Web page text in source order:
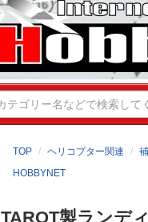
TOP ヘリコプター関連
HOBBYNET
TAROT製ランデ